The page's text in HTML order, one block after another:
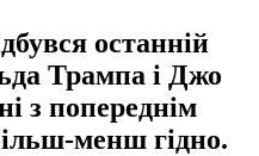
останній
Трампа і Джо
з попереднім
менш гідно.